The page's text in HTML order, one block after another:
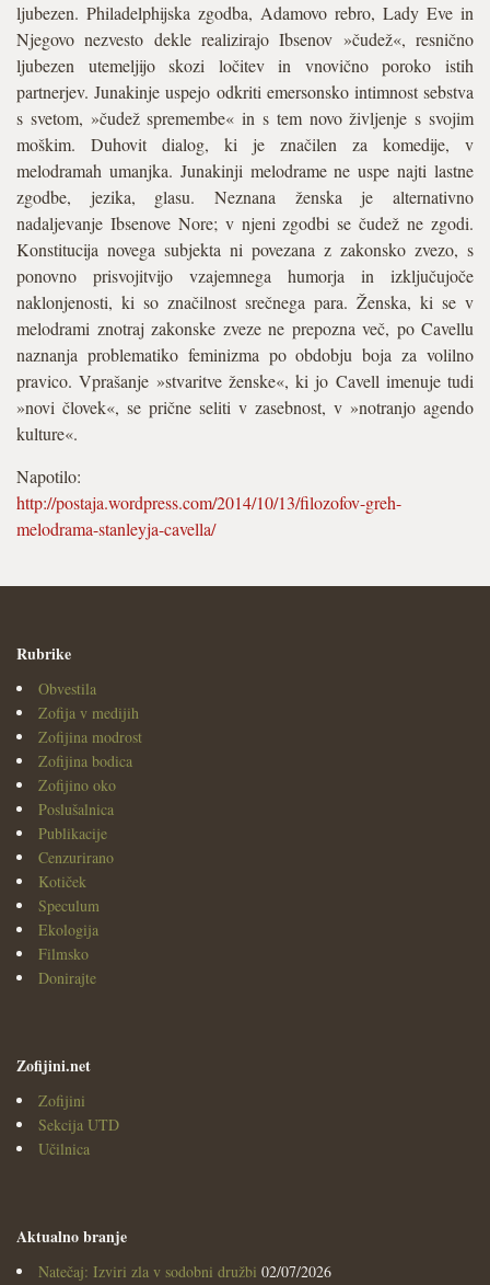
ljubezen. Philadelphijska zgodba, Adamovo rebro, Lady Eve in
Njegovo nezvesto dekle realizirajo Ibsenov »čudež«, resnično
ljubezen utemeljijo skozi ločitev in vnovično poroko istih
partnerjev. Junakinje uspejo odkriti emersonsko intimnost sebstva
s svetom, »čudež spremembe« in s tem novo življenje s svojim
moškim. Duhovit dialog, ki je značilen za komedije, v
melodramah umanjka. Junakinji melodrame ne uspe najti lastne
zgodbe, jezika, glasu. Neznana ženska je alternativno
nadaljevanje Ibsenove Nore; v njeni zgodbi se čudež ne zgodi.
Konstitucija novega subjekta ni povezana z zakonsko zvezo, s
ponovno prisvojitvijo vzajemnega humorja in izključujoče
naklonjenosti, ki so značilnost srečnega para. Ženska, ki se v
melodrami znotraj zakonske zveze ne prepozna več, po Cavellu
naznanja problematiko feminizma po obdobju boja za volilno
pravico. Vprašanje »stvaritve ženske«, ki jo Cavell imenuje tudi
»novi človek«, se prične seliti v zasebnost, v »notranjo agendo
kulture«.
Napotilo:
http://postaja.wordpress.com/2014/10/13/filozofov-greh-
melodrama-stanleyja-cavella/
Rubrike
Obvestila
Zofija v medijih
Zofijina modrost
Zofijina bodica
Zofijino oko
Poslušalnica
Publikacije
Cenzurirano
Kotiček
Speculum
Ekologija
Filmsko
Donirajte
Zofijini.net
Zofijini
Sekcija UTD
Učilnica
Aktualno branje
Natečaj: Izviri zla v sodobni družbi 02/07/2026